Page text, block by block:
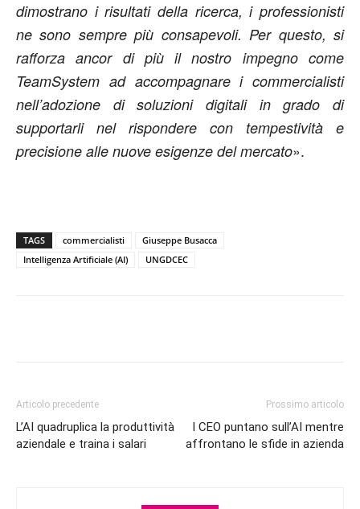
dimostrano i risultati della ricerca, i professionisti
ne sono sempre più consapevoli. Per questo, si
rafforza ancor di più il nostro impegno come
TeamSystem ad accompagnare i commercialisti
nell’adozione di soluzioni digitali in grado di
supportarli nel rispondere con tempestività e
precisione alle nuove esigenze del mercato».
TAGS commercialisti
Giuseppe Busacca
Intelligenza Artificiale (AI)
UNGDCEC
Articolo precedente
L’AI quadruplica la produttività
aziendale e traina i salari
Prossimo articolo
I CEO puntano sull’AI mentre
affrontano le sfide in azienda